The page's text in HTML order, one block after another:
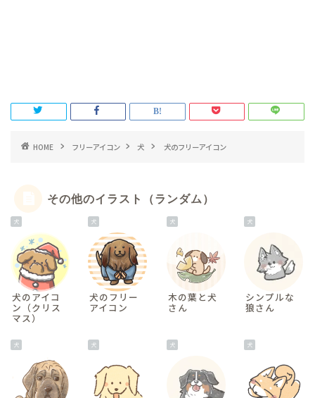
HOME フリーアイコン 犬 犬のフリーアイコン
その他のイラスト（ランダム）
犬
犬のアイコ
ン（クリス
マス）
犬
犬のフリー
アイコン
犬
木の葉と犬
さん
犬
シンプルな
狼さん
犬 犬 犬 犬